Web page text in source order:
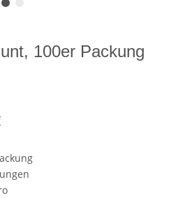
100er Packung